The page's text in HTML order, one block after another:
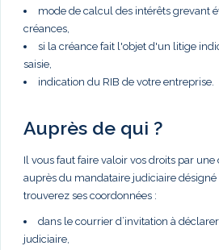
mode de calcul des intérêts grevant
créances,
si la créance fait l'objet d'un litige
saisie,
indication du RIB de votre entreprise.
Auprès de qui ?
Il vous faut faire valoir vos droits par
auprès du mandataire judiciaire
trouverez ses coordonnées :
dans le courrier d’invitation à
judiciaire,